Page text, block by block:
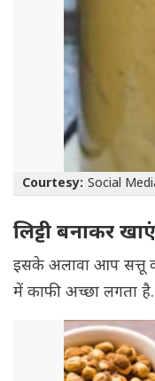
Courtesy: Social
लिट्टी बनाकर खाएं
इसके अलावा आप सत्तू
में काफी अच्छा लगता है.